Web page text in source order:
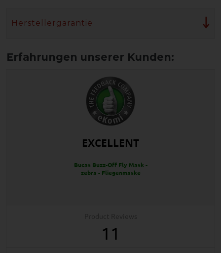
Herstellergarantie
EXCELLENT
Bucas Buzz-Off Fly Mask -
zebra - Fliegenmaske
11